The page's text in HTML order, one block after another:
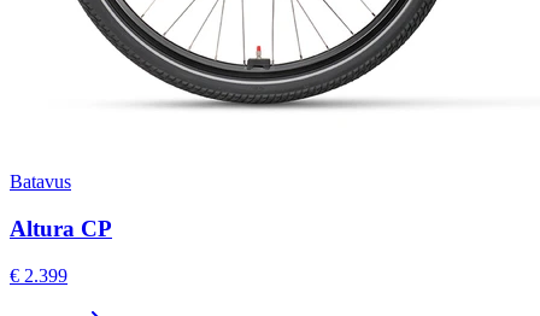
Batavus
Altura CP
€ 2.399